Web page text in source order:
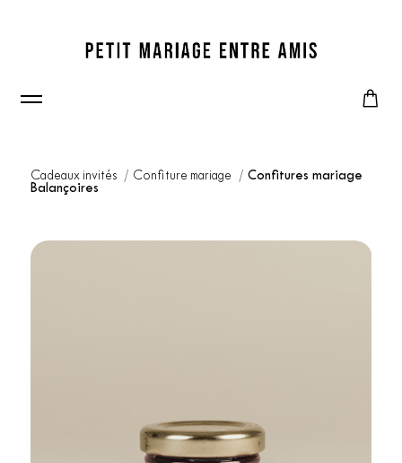
Cadeaux invités Confiture mariage
Confitures mariage
Balançoires